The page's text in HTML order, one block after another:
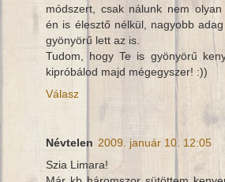
módszert, csak nálunk nem
én is élesztő nélkül, nagyobb
gyönyörű lett az is.
Tudom, hogy Te is gyönyörű
kipróbálod majd mégegyszer! :))
Válasz
Névtelen 2009. január 10. 12:05
Szia Limara!